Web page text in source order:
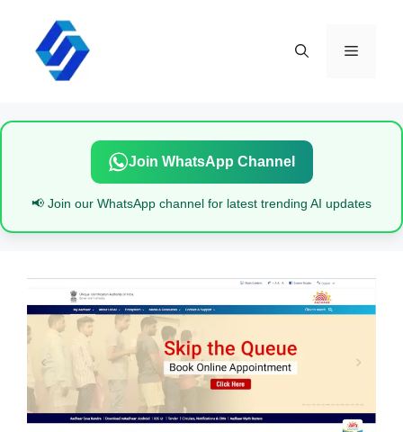
content
Menu
Join WhatsApp Channel
📢 Join our WhatsApp channel for latest trending AI updates